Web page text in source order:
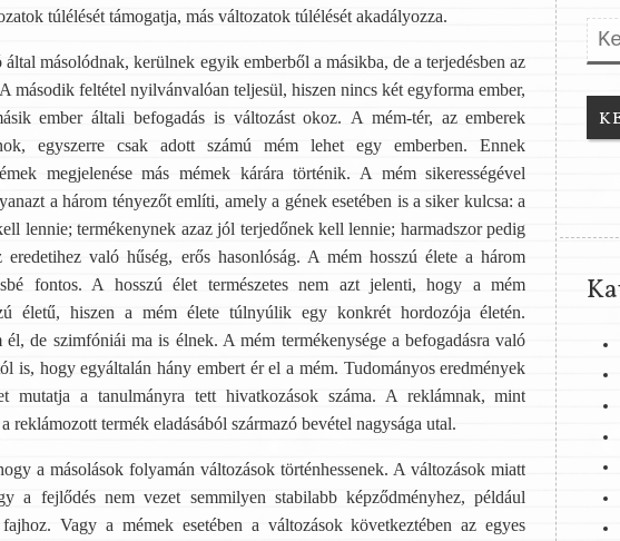
túlélését támogatja, más változatok túlélését akadályozza.
másolódnak, kerülnek egyik emberből a másikba, de a terjedésben az
második feltétel nyilvánvalóan teljesül, hiszen nincs két egyforma ember,
ember általi befogadás is változást okoz. A mém-tér, az emberek
egyszerre csak adott számú mém lehet egy emberben. Ennek
megjelenése más mémek kárára történik. A mém sikerességével
a három tényezőt említi, amely a gének esetében is a siker kulcsa: a
lennie; termékenynek azaz jól terjedőnek kell lennie; harmadszor pedig
eredetihez való hűség, erős hasonlóság. A mém hosszú élete a három
fontos. A hosszú élet természetes nem azt jelenti, hogy a mém
életű, hiszen a mém élete túlnyúlik egy konkrét hordozója életén.
él, de szimfóniái ma is élnek. A mém termékenysége a befogadásra való
is, hogy egyáltalán hány embert ér el a mém. Tudományos eredmények
mutatja a tanulmányra tett hivatkozások száma. A reklámnak, mint
reklámozott termék eladásából származó bevétel nagysága utal.
a másolások folyamán változások történhessenek. A változások miatt
a fejlődés nem vezet semmilyen stabilabb képződményhez, például
Vagy a mémek esetében a változások következtében az egyes